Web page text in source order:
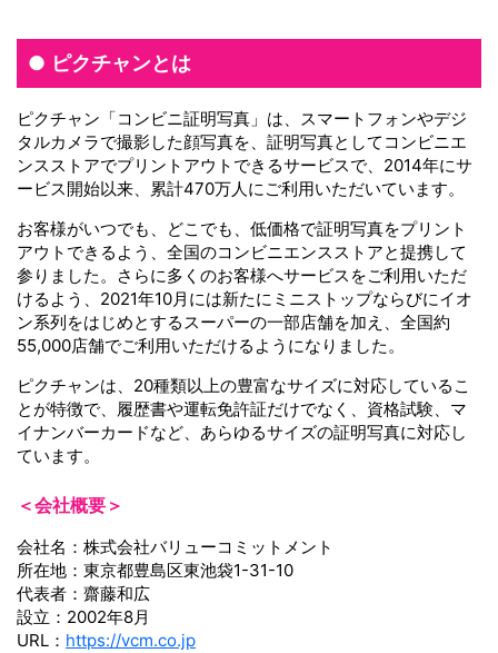
ピクチャンとは
ピクチャン「コンビニ証明写真」は、スマートフォンやデジ
タルカメラで撮影した顔写真を、証明写真としてコンビニエ
ンスストアでプリントアウトできるサービスで、2014年にサ
ービス開始以来、累計470万人にご利用いただいています。
お客様がいつでも、どこでも、低価格で証明写真をプリント
アウトできるよう、全国のコンビニエンスストアと提携して
参りました。さらに多くのお客様へサービスをご利用いただ
けるよう、2021年10月には新たにミニストップならびにイオ
ン系列をはじめとするスーパーの一部店舗を加え、全国約
55,000店舗でご利用いただけるようになりました。
ピクチャンは、20種類以上の豊富なサイズに対応しているこ
とが特徴で、履歴書や運転免許証だけでなく、資格試験、マ
イナンバーカードなど、あらゆるサイズの証明写真に対応し
ています。
＜会社概要＞
会社名：株式会社バリューコミットメント
所在地：東京都豊島区東池袋1-31-10
代表者：齋藤和広
設立：2002年8月
URL： https://vcm.co.jp